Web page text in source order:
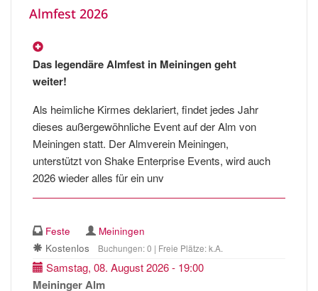
Almfest 2026
Das legendäre Almfest in Meiningen geht
weiter!
Als heimliche Kirmes deklariert, findet jedes Jahr
dieses außergewöhnliche Event auf der Alm von
Meiningen statt. Der Almverein Meiningen,
unterstützt von Shake Enterprise Events, wird auch
2026 wieder alles für ein unv
Feste
Meiningen
Kostenlos
Buchungen: 0 | Freie Plätze: k.A.
Samstag, 08. August 2026 - 19:00
Meininger Alm